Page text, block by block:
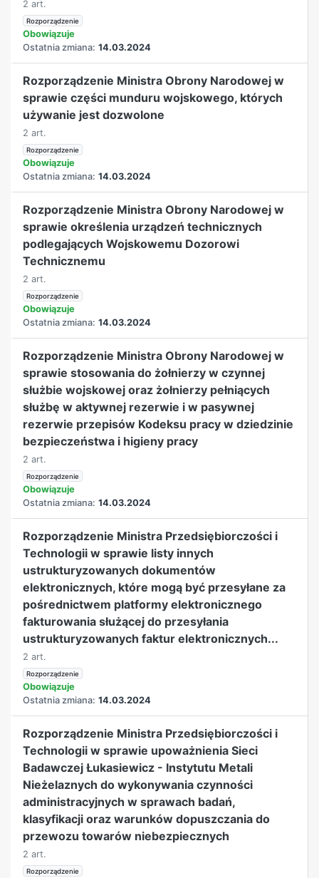
2 art.
Rozporządzenie
Obowiązuje
Ostatnia zmiana: 14.03.2024
Rozporządzenie Ministra Obrony Narodowej w
sprawie części munduru wojskowego, których
używanie jest dozwolone
2 art.
Rozporządzenie
Obowiązuje
Ostatnia zmiana: 14.03.2024
Rozporządzenie Ministra Obrony Narodowej w
sprawie określenia urządzeń technicznych
podlegających Wojskowemu Dozorowi
Technicznemu
2 art.
Rozporządzenie
Obowiązuje
Ostatnia zmiana: 14.03.2024
Rozporządzenie Ministra Obrony Narodowej w
sprawie stosowania do żołnierzy w czynnej
służbie wojskowej oraz żołnierzy pełniących
służbę w aktywnej rezerwie i w pasywnej
rezerwie przepisów Kodeksu pracy w dziedzinie
bezpieczeństwa i higieny pracy
2 art.
Rozporządzenie
Obowiązuje
Ostatnia zmiana: 14.03.2024
Rozporządzenie Ministra Przedsiębiorczości i
Technologii w sprawie listy innych
ustrukturyzowanych dokumentów
elektronicznych, które mogą być przesyłane za
pośrednictwem platformy elektronicznego
fakturowania służącej do przesyłania
ustrukturyzowanych faktur elektronicznych...
2 art.
Rozporządzenie
Obowiązuje
Ostatnia zmiana: 14.03.2024
Rozporządzenie Ministra Przedsiębiorczości i
Technologii w sprawie upoważnienia Sieci
Badawczej Łukasiewicz - Instytutu Metali
Nieżelaznych do wykonywania czynności
administracyjnych w sprawach badań,
klasyfikacji oraz warunków dopuszczania do
przewozu towarów niebezpiecznych
2 art.
Rozporządzenie